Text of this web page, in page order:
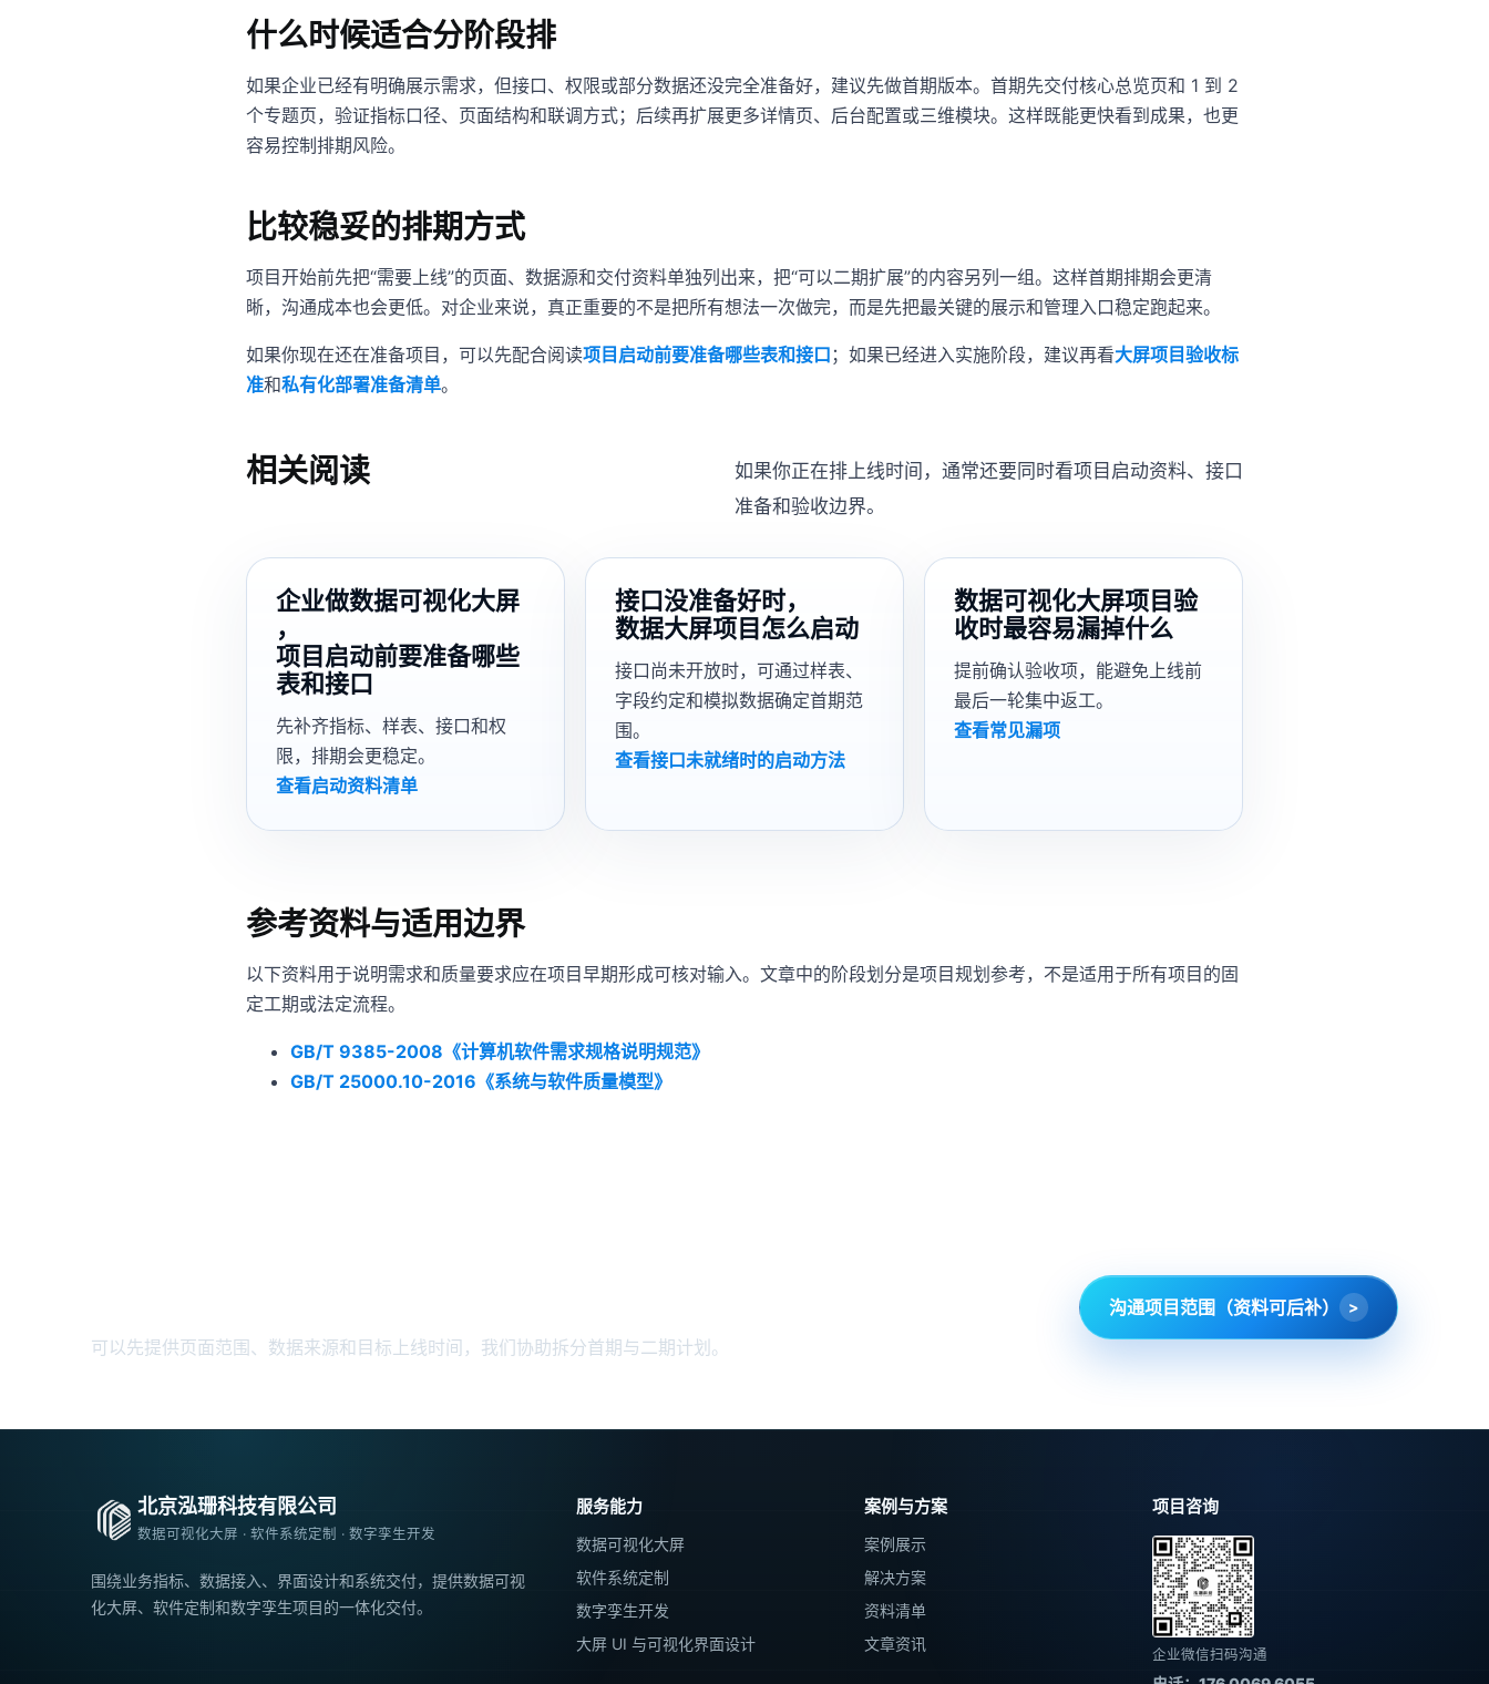
什么时候适合分阶段排
如果企业已经有明确展示需求，但接口、权限或部分数据还没完全准备好，建议先做首期版本。首期先交付核心总览页和 1 到 2
个专题页，验证指标口径、页面结构和联调方式；后续再扩展更多详情页、后台配置或三维模块。这样既能更快看到成果，也更
容易控制排期风险。
比较稳妥的排期方式
项目开始前先把“需要上线”的页面、数据源和交付资料单独列出来，把“可以二期扩展”的内容另列一组。这样首期排期会更清
晰，沟通成本也会更低。对企业来说，真正重要的不是把所有想法一次做完，而是先把最关键的展示和管理入口稳定跑起来。
如果你现在还在准备项目，可以先配合阅读项目启动前要准备哪些表和接口 ；如果已经进入实施阶段，建议再看大屏项目验收标
准和私有化部署准备清单。
相关阅读
如果你正在排上线时间，通常还要同时看项目启动资料、接口
准备和验收边界。
企业做数据可视化大屏
，
项目启动前要准备哪些
表和接口
先补齐指标、样表、接口和权
限，排期会更稳定。
查看启动资料清单
接口没准备好时，
数据大屏项目怎么启动
接口尚未开放时，可通过样表、
字段约定和模拟数据确定首期范
围。
查看接口未就绪时的启动方法
数据可视化大屏项目验
收时最容易漏掉什么
提前确认验收项，能避免上线前
最后一轮集中返工。
查看常见漏项
参考资料与适用边界
以下资料用于说明需求和质量要求应在项目早期形成可核对输入。文章中的阶段划分是项目规划参考，不是适用于所有项目的固
定工期或法定流程。
GB/T 9385-2008《计算机软件需求规格说明规范》
GB/T 25000.10-2016《系统与软件质量模型》
可以先提供页面范围、数据来源和目标上线时间，我们协助拆分首期与二期计划。
沟通项目范围（资料可后补）
北京泓珊科技有限公司
数据可视化大屏 · 软件系统定制 · 数字孪生开发
围绕业务指标、数据接入、界面设计和系统交付，提供数据可视
化大屏、软件定制和数字孪生项目的一体化交付。
服务能力
数据可视化大屏
软件系统定制
数字孪生开发
大屏 UI 与可视化界面设计
案例与方案
案例展示
解决方案
资料清单
文章资讯
项目咨询
企业微信扫码沟通